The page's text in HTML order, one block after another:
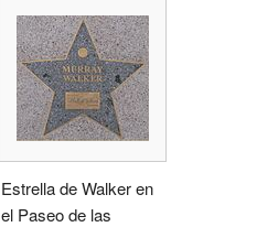
Estrella de Walker en
el Paseo de las